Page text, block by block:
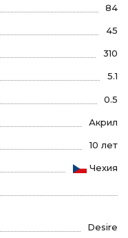
84
45
310
5.1
0.5
Акрил
10 лет
Чехия
Desire